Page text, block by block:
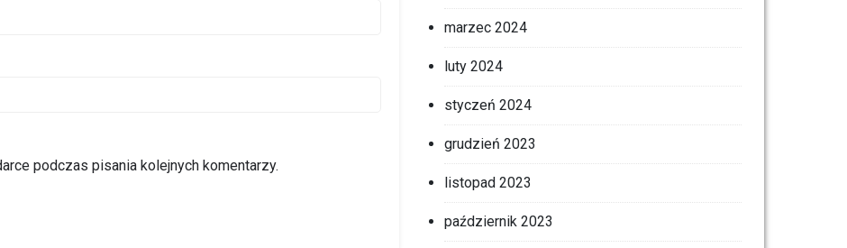
podczas pisania kolejnych komentarzy.
marzec 2024
luty 2024
styczeń 2024
grudzień 2023
listopad 2023
październik 2023